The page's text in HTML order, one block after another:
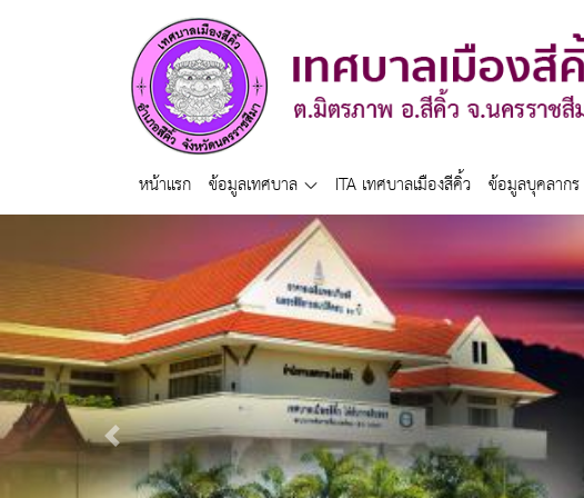
หน้าแรก ข้อมูลเทศบาล ITA เทศบาลเมืองสีคิ้ว ข้อมูลบุคลากร
Previous